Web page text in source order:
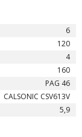
6
120
4
160
PAG 46
CALSONIC CSV613V
5,9